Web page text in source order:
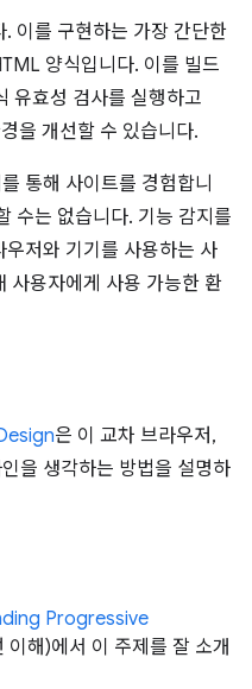
이를 구현하는 가장 간단한
양식입니다. 이를 빌드
유효성 검사를 실행하고
을 개선할 수 있습니다.
통해 사이트를 경험합니
수는 없습니다. 기능 감지를
저와 기기를 사용하는 사
사용자에게 사용 가능한 환
은 이 교차 브라우저,
을 생각하는 방법을 설명하
Progressive
이해)에서 이 주제를 잘 소개